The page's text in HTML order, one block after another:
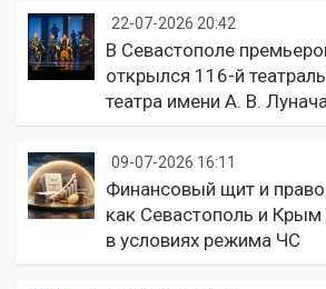
22-07-2026 20:42
В Севастополе
открылся 116-й
театра имени А. В.
09-07-2026 16:11
Финансовый щит и
как Севастополь и
в условиях режима ЧС